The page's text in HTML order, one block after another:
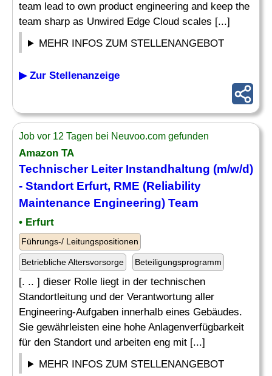
team lead to own product engineering and keep the
team sharp as Unwired Edge Cloud scales [...]
MEHR INFOS ZUM STELLENANGEBOT
▶ Zur Stellenanzeige
Job vor 12 Tagen bei Neuvoo.com gefunden
Amazon TA
Technischer Leiter Instandhaltung (m/w/d)
- Standort Erfurt, RME (Reliability
Maintenance Engineering) Team
• Erfurt
Führungs-/ Leitungspositionen
Betriebliche Altersvorsorge Beteiligungsprogramm
[. .. ] dieser Rolle liegt in der technischen
Standortleitung und der Verantwortung aller
Engineering-Aufgaben innerhalb eines Gebäudes.
Sie gewährleisten eine hohe Anlagenverfügbarkeit
für den Standort und arbeiten eng mit [...]
MEHR INFOS ZUM STELLENANGEBOT